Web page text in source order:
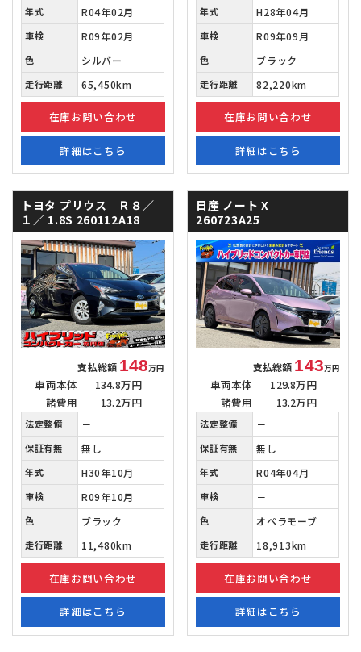
年式 R04年02月
車検 R09年02月
色 シルバー
走行距離 65,450km
在庫お問い合わせ
詳細はこちら
年式 H28年04月
車検 R09年09月
色 ブラック
走行距離 82,220km
在庫お問い合わせ
詳細はこちら
トヨタ プリウス Ｒ８／
１／ 1.8S 260112A18
支払総額 148万円
車両本体
134.8万円
諸費用
13.2万円
法定整備 －
保証有無 無し
年式 H30年10月
車検 R09年10月
色 ブラック
走行距離 11,480km
在庫お問い合わせ
詳細はこちら
日産 ノートX
260723A25
支払総額 143万円
車両本体
129.8万円
諸費用
13.2万円
法定整備 －
保証有無 無し
年式 R04年04月
車検 －
色 オペラモーブ
走行距離 18,913km
在庫お問い合わせ
詳細はこちら